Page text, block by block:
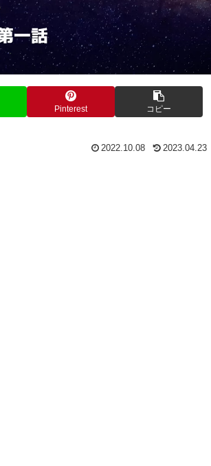
Pinterest コピー
2022.10.08 2023.04.23